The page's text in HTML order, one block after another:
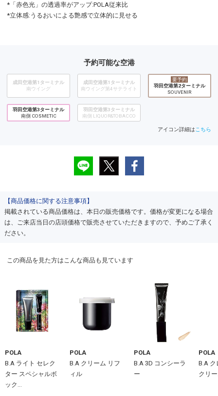
*「赤色光」の透過率がアップ:POLA従来比
*立体感:うるおいによる艶感で立体的に見せる
予約可能な空港
成田空港第1ターミナル
南ウイング
成田空港第1ターミナル
南ウイング第4サテライト
要予約
羽田空港第2ターミナル
SOUVENIR
羽田空港第3ターミナル
南側 COSMETIC
羽田空港第3ターミナル
南側 LIQUOR&TOBACCO
アイコン詳細はこちら
【商品価格に関する注意事項】
掲載されている商品価格は、本日の販売価格です。価格が変更になる場合
は、ご来店当日の店頭価格で販売させていただきますので、予めご了承く
ださい。
この商品を見た方はこんな商品も見ています
POLA
B.A ライト セレク
ター スペシャルボ
ック...
POLA
B.A クリーム リフ
ィル
POLA
B.A 3D コンシーラ
ー
POLA
B.A ク
クリ